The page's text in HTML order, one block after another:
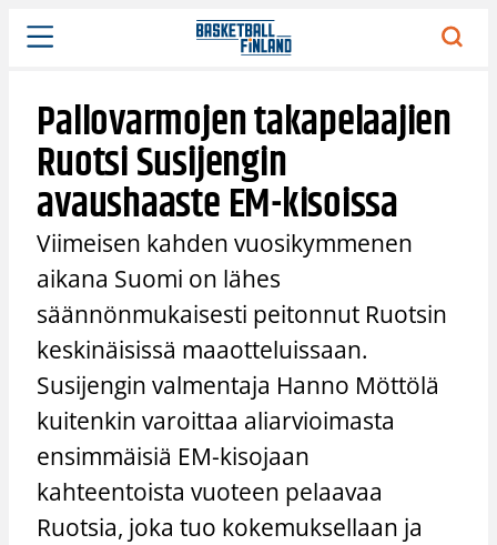
Siirry
sisältöön
Pallovarmojen takapelaajien
Ruotsi Susijengin
avaushaaste EM-kisoissa
Viimeisen kahden vuosikymmenen
aikana Suomi on lähes
säännönmukaisesti peitonnut Ruotsin
keskinäisissä maaotteluissaan.
Susijengin valmentaja Hanno Möttölä
kuitenkin varoittaa aliarvioimasta
ensimmäisiä EM-kisojaan
kahteentoista vuoteen pelaavaa
Ruotsia, joka tuo kokemuksellaan ja